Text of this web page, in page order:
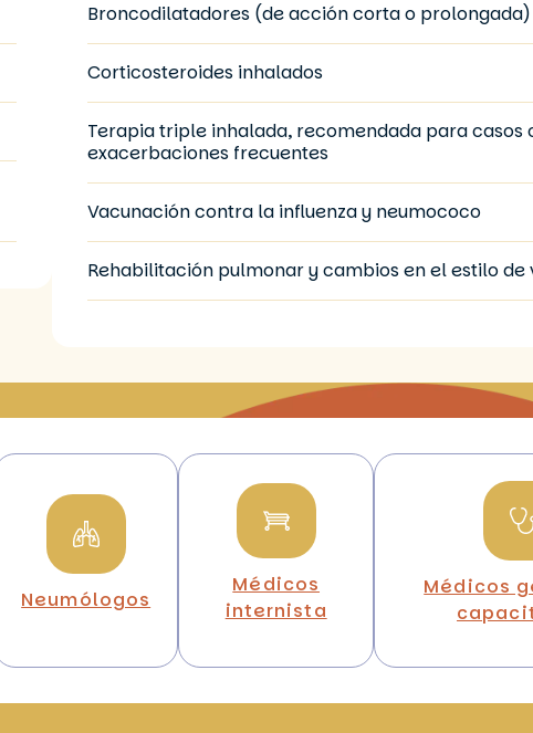
Broncodilatadores (de acción corta o prolongada)
Corticosteroides inhalados
Terapia triple inhalada, recomendada para casos
exacerbaciones frecuentes
Vacunación contra la influenza y neumococo
Rehabilitación pulmonar y cambios en el estilo de
Neumólogos
Médicos
internista
Médicos